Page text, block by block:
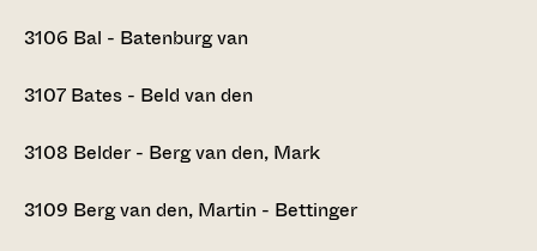
3106 Bal - Batenburg van
3107 Bates - Beld van den
3108 Belder - Berg van den, Mark
3109 Berg van den, Martin - Bettinger